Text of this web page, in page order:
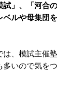
お問い合わせ
」、「河合
ベルや母集団
、模試主催
いので気を